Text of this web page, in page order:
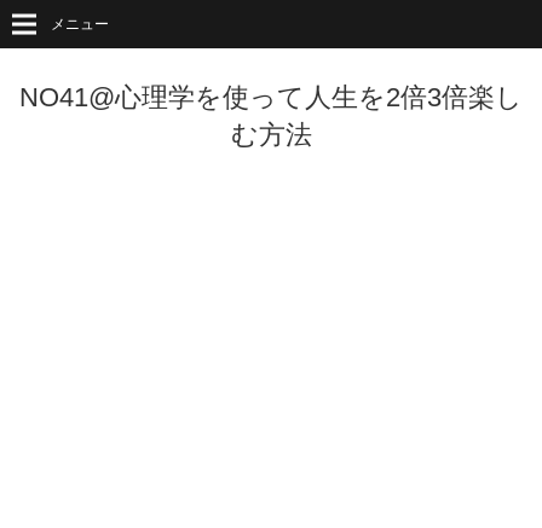
NO41@心理学を使って人生を2倍3倍楽し
む方法
メニュー